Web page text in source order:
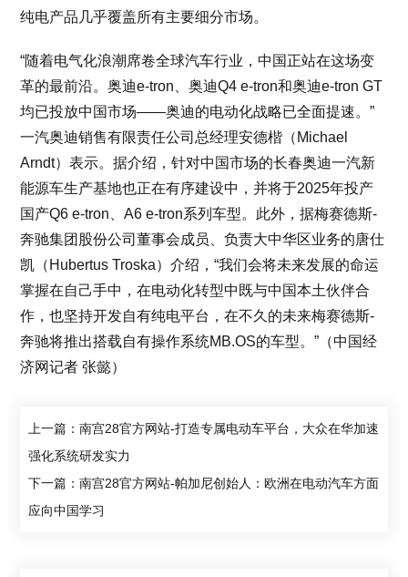
纯电产品几乎覆盖所有主要细分市场。
“随着电气化浪潮席卷全球汽车行业，中国正站在这场变
革的最前沿。奥迪e-tron、奥迪Q4 e-tron和奥迪e-tron GT
均已投放中国市场——奥迪的电动化战略已全面提速。”
一汽奥迪销售有限责任公司总经理安德楷（Michael
Arndt）表示。据介绍，针对中国市场的长春奥迪一汽新
能源车生产基地也正在有序建设中，并将于2025年投产
国产Q6 e-tron、A6 e-tron系列车型。此外，据梅赛德斯-
奔驰集团股份公司董事会成员、负责大中华区业务的唐仕
凯（Hubertus Troska）介绍，“我们会将未来发展的命运
掌握在自己手中，在电动化转型中既与中国本土伙伴合
作，也坚持开发自有纯电平台，在不久的未来梅赛德斯-
奔驰将推出搭载自有操作系统MB.OS的车型。”（中国经
济网记者 张懿）
上一篇：南宫28官方网站-打造专属电动车平台，大众在华加速
强化系统研发实力
下一篇：南宫28官方网站-帕加尼创始人：欧洲在电动汽车方面
应向中国学习